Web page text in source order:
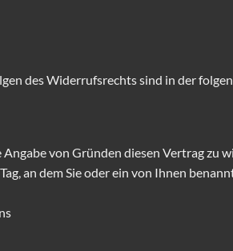
des Widerrufsrechts sind in der
Angabe von Gründen diesen Vertrag zu
an dem Sie oder ein von Ihnen